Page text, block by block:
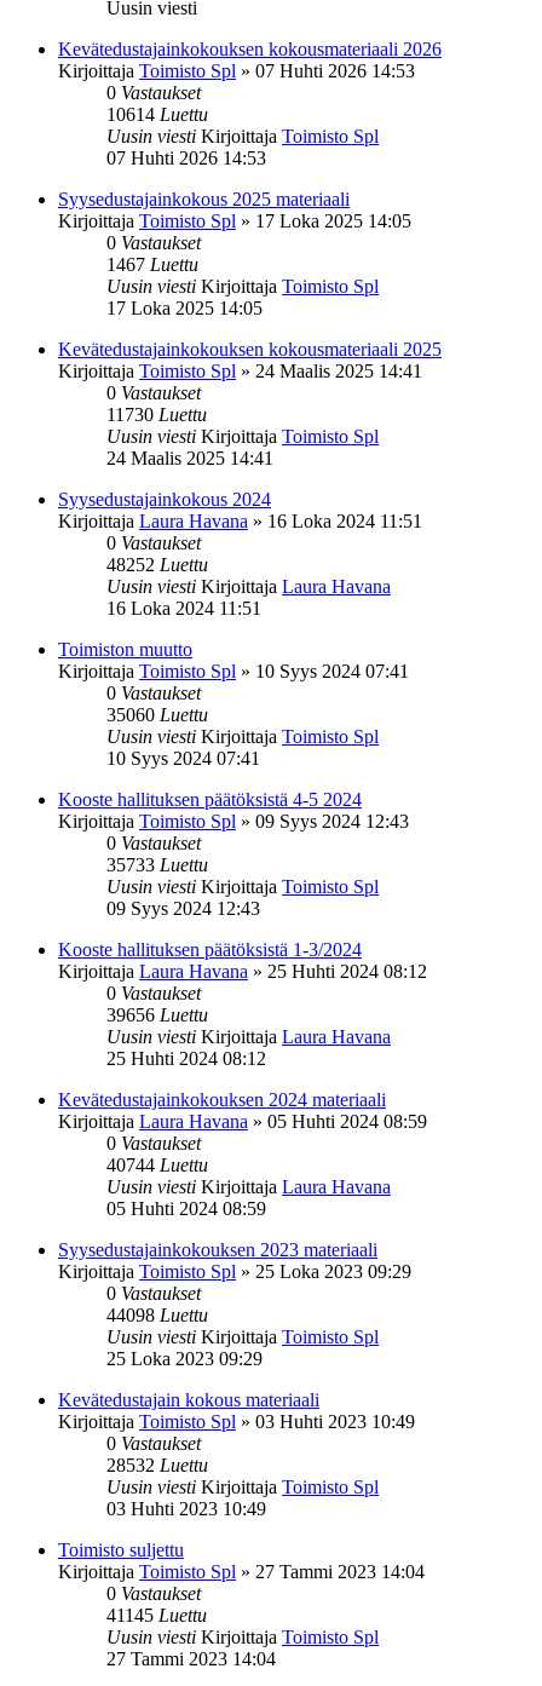
Uusin viesti
Kevätedustajainkokouksen kokousmateriaali 2026
Kirjoittaja Toimisto Spl » 07 Huhti 2026 14:53
0 Vastaukset
10614 Luettu
Uusin viesti Kirjoittaja Toimisto Spl
07 Huhti 2026 14:53
Syysedustajainkokous 2025 materiaali
Kirjoittaja Toimisto Spl » 17 Loka 2025 14:05
0 Vastaukset
1467 Luettu
Uusin viesti Kirjoittaja Toimisto Spl
17 Loka 2025 14:05
Kevätedustajainkokouksen kokousmateriaali 2025
Kirjoittaja Toimisto Spl » 24 Maalis 2025 14:41
0 Vastaukset
11730 Luettu
Uusin viesti Kirjoittaja Toimisto Spl
24 Maalis 2025 14:41
Syysedustajainkokous 2024
Kirjoittaja Laura Havana » 16 Loka 2024 11:51
0 Vastaukset
48252 Luettu
Uusin viesti Kirjoittaja Laura Havana
16 Loka 2024 11:51
Toimiston muutto
Kirjoittaja Toimisto Spl » 10 Syys 2024 07:41
0 Vastaukset
35060 Luettu
Uusin viesti Kirjoittaja Toimisto Spl
10 Syys 2024 07:41
Kooste hallituksen päätöksistä 4-5 2024
Kirjoittaja Toimisto Spl » 09 Syys 2024 12:43
0 Vastaukset
35733 Luettu
Uusin viesti Kirjoittaja Toimisto Spl
09 Syys 2024 12:43
Kooste hallituksen päätöksistä 1-3/2024
Kirjoittaja Laura Havana » 25 Huhti 2024 08:12
0 Vastaukset
39656 Luettu
Uusin viesti Kirjoittaja Laura Havana
25 Huhti 2024 08:12
Kevätedustajainkokouksen 2024 materiaali
Kirjoittaja Laura Havana » 05 Huhti 2024 08:59
0 Vastaukset
40744 Luettu
Uusin viesti Kirjoittaja Laura Havana
05 Huhti 2024 08:59
Syysedustajainkokouksen 2023 materiaali
Kirjoittaja Toimisto Spl » 25 Loka 2023 09:29
0 Vastaukset
44098 Luettu
Uusin viesti Kirjoittaja Toimisto Spl
25 Loka 2023 09:29
Kevätedustajain kokous materiaali
Kirjoittaja Toimisto Spl » 03 Huhti 2023 10:49
0 Vastaukset
28532 Luettu
Uusin viesti Kirjoittaja Toimisto Spl
03 Huhti 2023 10:49
Toimisto suljettu
Kirjoittaja Toimisto Spl » 27 Tammi 2023 14:04
0 Vastaukset
41145 Luettu
Uusin viesti Kirjoittaja Toimisto Spl
27 Tammi 2023 14:04